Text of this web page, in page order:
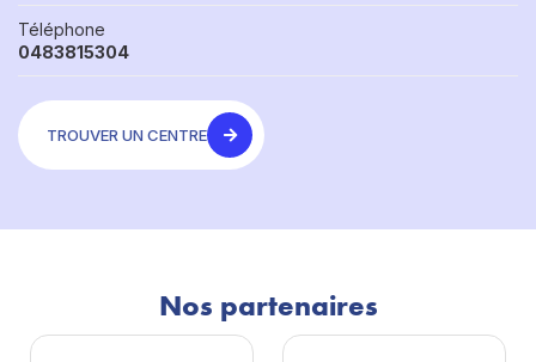
Téléphone
0483815304
TROUVER UN CENTRE
Nos partenaires